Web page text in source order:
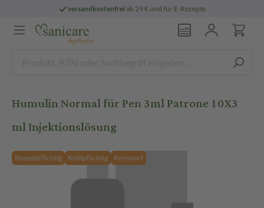
versandkostenfreiab 29 € und für E-Rezepte
Humulin Normal für Pen 3ml Patrone 10X3
ml Injektionslösung
Rezeptpflichtig Kühlpflichtig Reimport